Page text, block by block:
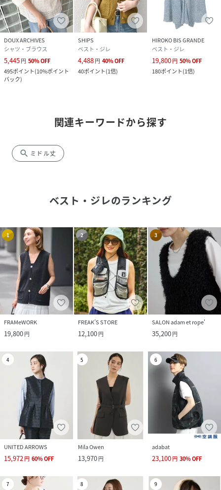
DOUX ARCHIVES
シャツ・ブラウス
5,445円 50%OFF
495ポイント(10%ポイント
バック)
SHIPS
ベスト・ジレ
4,488円 40%OFF
40ポイント(1倍)
HIROKO BIS GRANDE
ベスト・ジレ
19,800円 50%OFF
180ポイント(1倍)
関連キーワードから探す
search ミドル丈
ベスト・ジレのランキング
1
FRAMeWORK
19,800円
2
FREAK’S STORE
12,100円
3
SALON adam et rope'
35,200円
4
UNITED ARROWS
15,972円 60%OFF
5
Mila Owen
13,970円
6
adabat
23,100円 30%OFF
7 8 9